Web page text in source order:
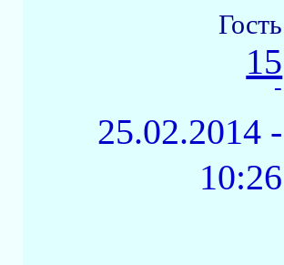
Гость
15
-
25.02.2014 -
10:26